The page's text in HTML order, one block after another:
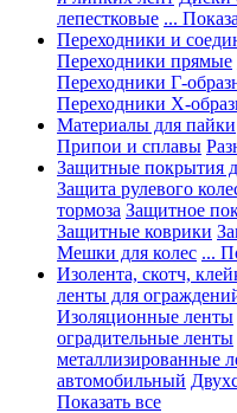
лепестковые ...
Переходники и
Переходники прямые
Переходники Г-
Переходники Х-
Материалы для пайки
Припои и сплавы
Защитные покрытия
Защита рулевого
тормоза Защитное
Защитные коврики
Мешки для колес ...
Изолента, скотч,
ленты для
Изоляционные ленты
оградительные ленты
металлизированные
автомобильный
Показать все